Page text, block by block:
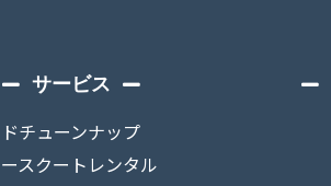
サービス
チューンナップ
スクートレンタル